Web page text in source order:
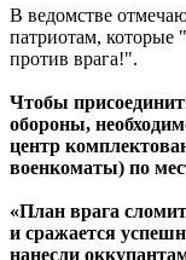
В ведомстве
патриотам, которые
против врага!".
Чтобы
обороны,
центр
военкоматы) по
«План врага
и сражается
нанесли